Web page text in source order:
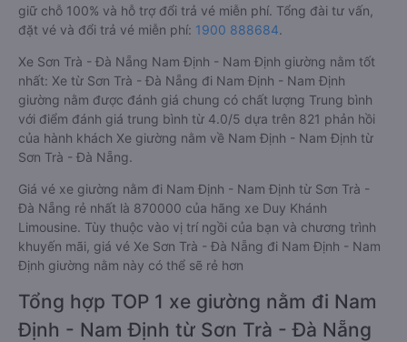
giữ chỗ 100% và hỗ trợ đổi trả vé miễn phí. Tổng đài tư vấn,
đặt vé và đổi trả vé miễn phí: 1900 888684.
Xe Sơn Trà - Đà Nẵng Nam Định - Nam Định giường nằm tốt
nhất: Xe từ Sơn Trà - Đà Nẵng đi Nam Định - Nam Định
giường nằm được đánh giá chung có chất lượng Trung bình
với điểm đánh giá trung bình từ 4.0/5 dựa trên 821 phản hồi
của hành khách Xe giường nằm về Nam Định - Nam Định từ
Sơn Trà - Đà Nẵng.
Giá vé xe giường nằm đi Nam Định - Nam Định từ Sơn Trà -
Đà Nẵng rẻ nhất là 870000 của hãng xe Duy Khánh
Limousine. Tùy thuộc vào vị trí ngồi của bạn và chương trình
khuyến mãi, giá vé Xe Sơn Trà - Đà Nẵng đi Nam Định - Nam
Định giường nằm này có thể sẽ rẻ hơn
Tổng hợp TOP 1 xe giường nằm đi Nam
Định - Nam Định từ Sơn Trà - Đà Nẵng